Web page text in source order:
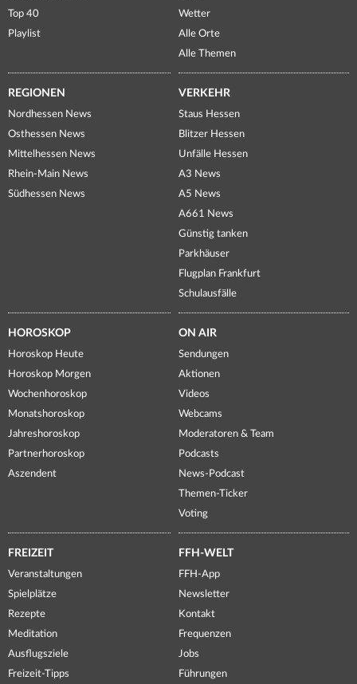
Top 40
Playlist
Wetter
Alle Orte
Alle Themen
REGIONEN
Nordhessen News
Osthessen News
Mittelhessen News
Rhein-Main News
Südhessen News
VERKEHR
Staus Hessen
Blitzer Hessen
Unfälle Hessen
A3 News
A5 News
A661 News
Günstig tanken
Parkhäuser
Flugplan Frankfurt
Schulausfälle
HOROSKOP
Horoskop Heute
Horoskop Morgen
Wochenhoroskop
Monatshoroskop
Jahreshoroskop
Partnerhoroskop
Aszendent
ON AIR
Sendungen
Aktionen
Videos
Webcams
Moderatoren & Team
Podcasts
News-Podcast
Themen-Ticker
Voting
FREIZEIT
Veranstaltungen
Spielplätze
Rezepte
Meditation
Ausflugsziele
Freizeit-Tipps
FFH-WELT
FFH-App
Newsletter
Kontakt
Frequenzen
Jobs
Führungen